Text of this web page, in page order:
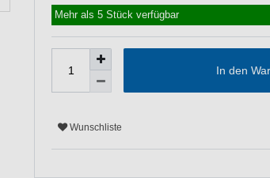
Mehr als 5 Stück verfügbar
In den
Wunschliste